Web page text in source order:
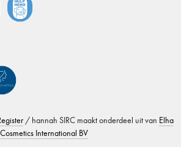
/ hannah SIRC maakt onderdeel uit van Elha
Cosmetics International BV